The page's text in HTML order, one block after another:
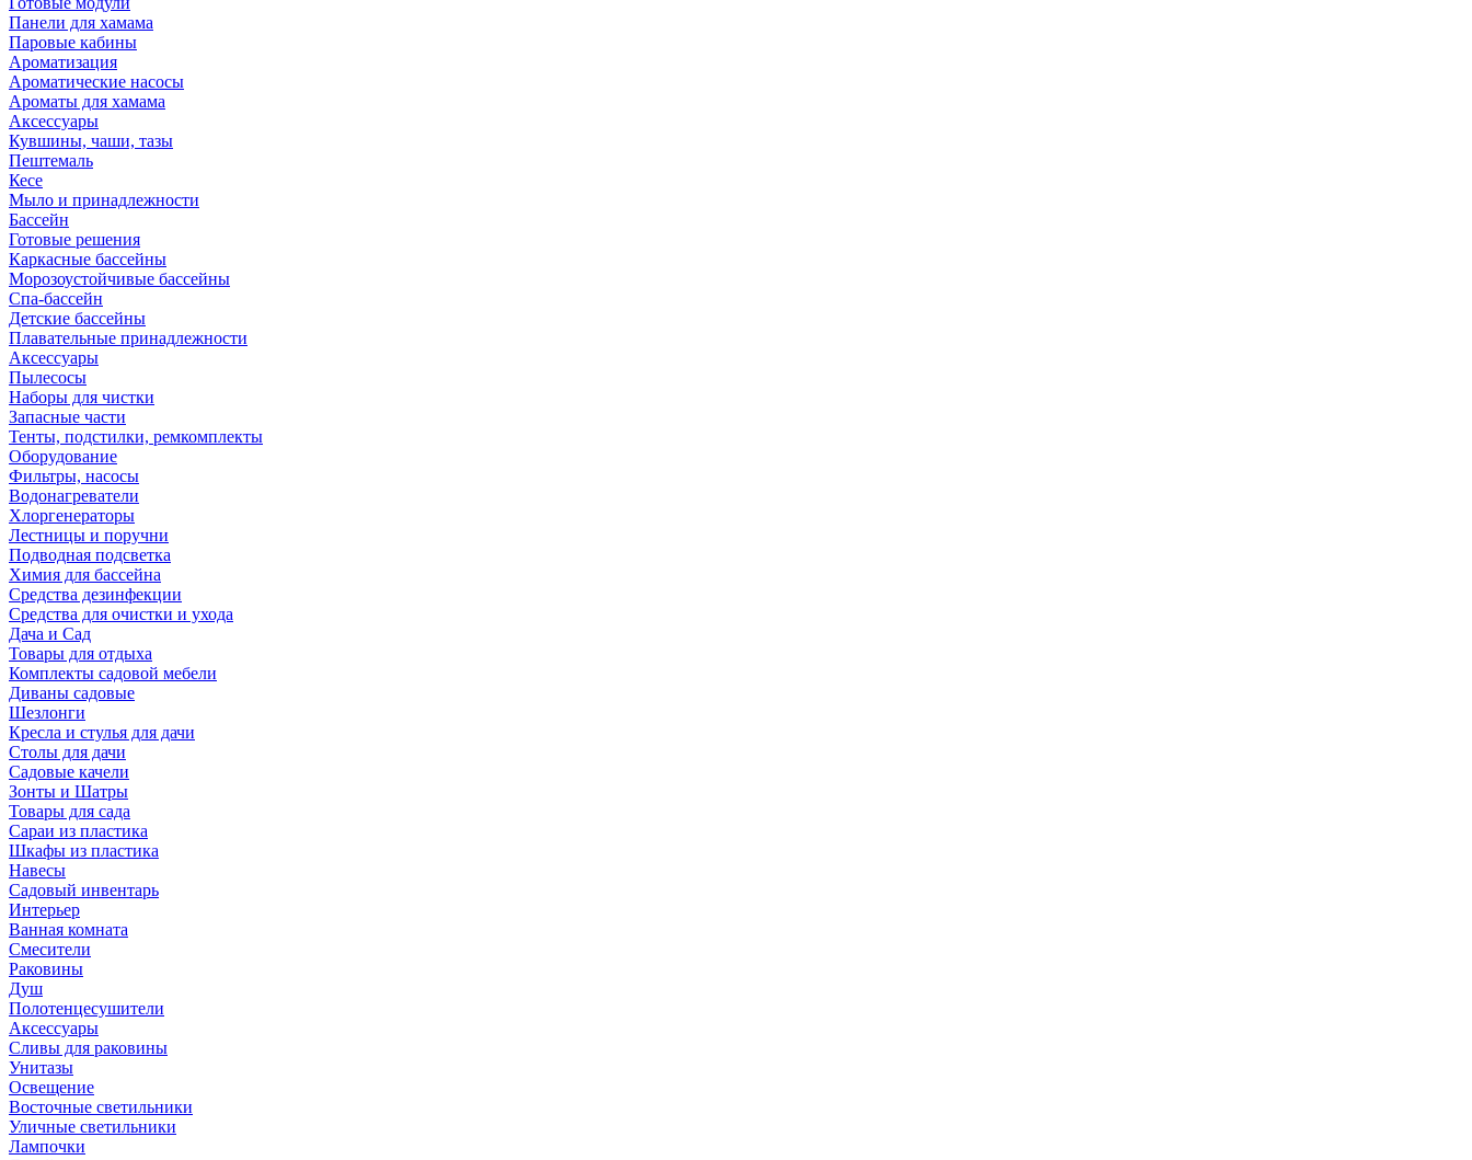
Панели для хамама
Паровые кабины
Ароматизация
Ароматические насосы
Ароматы для хамама
Аксессуары
Кувшины, чаши, тазы
Пештемаль
Кесе
Мыло и принадлежности
Бассейн
Готовые решения
Каркасные бассейны
Морозоустойчивые бассейны
Спа-бассейн
Детские бассейны
Плавательные принадлежности
Аксессуары
Пылесосы
Наборы для чистки
Запасные части
Тенты, подстилки, ремкомплекты
Оборудование
Фильтры, насосы
Водонагреватели
Хлоргенераторы
Лестницы и поручни
Подводная подсветка
Химия для бассейна
Средства дезинфекции
Средства для очистки и ухода
Дача и Сад
Товары для отдыха
Комплекты садовой мебели
Диваны садовые
Шезлонги
Кресла и стулья для дачи
Столы для дачи
Садовые качели
Зонты и Шатры
Товары для сада
Сараи из пластика
Шкафы из пластика
Навесы
Садовый инвентарь
Интерьер
Ванная комната
Смесители
Раковины
Душ
Полотенцесушители
Аксессуары
Сливы для раковины
Унитазы
Освещение
Восточные светильники
Уличные светильники
Лампочки